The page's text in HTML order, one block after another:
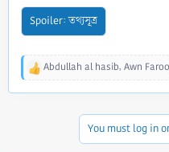
Spoiler:তথ্যসূত্র
R
Abdullah al hasib, Awn
You must log in